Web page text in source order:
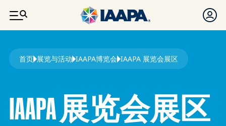
跳转到主要内容
面包屑
首页 展览与活动 IAAPA博览会 IAAPA 展览会展区
IAAPA 展览会展区